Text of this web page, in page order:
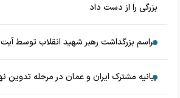
بزرگی را از دست داد
مراسم بزرگداشت رهبر شهید انقلاب توسط آیت
بیانیه مشترک ایران و عمان در مرحله تدوین